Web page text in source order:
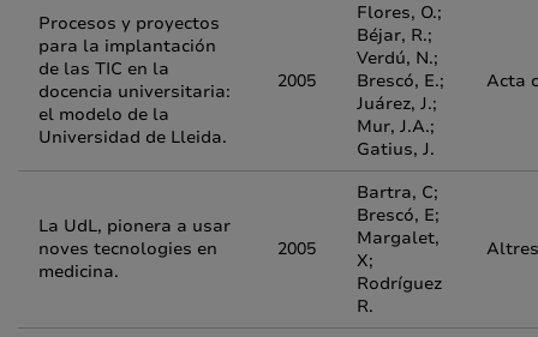
Procesos y proyectos
para la implantación
de las TIC en la
docencia universitaria:
el modelo de la
Universidad de Lleida.
2005
Flores, O.;
Béjar, R.;
Verdú, N.;
Brescó, E.;
Juárez, J.;
Mur, J.A.;
Gatius, J.
Acta
La UdL, pionera a usar
noves tecnologies en
medicina.
2005
Bartra, C;
Brescó, E;
Margalet,
X;
Rodríguez
R.
Altres